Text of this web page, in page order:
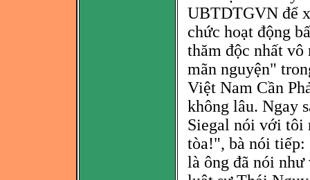
UBTDTGVN để
chức hoạt động
thăm độc nhất
mãn nguyện"
Việt Nam Cần
không lâu. Ngay
Siegal nói với tôi
tòa!", bà nói
là ông đã nói như